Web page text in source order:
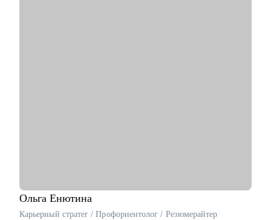
Ольга Енютина
Карьерный стратег / Профориентолог / Резюмерайтер